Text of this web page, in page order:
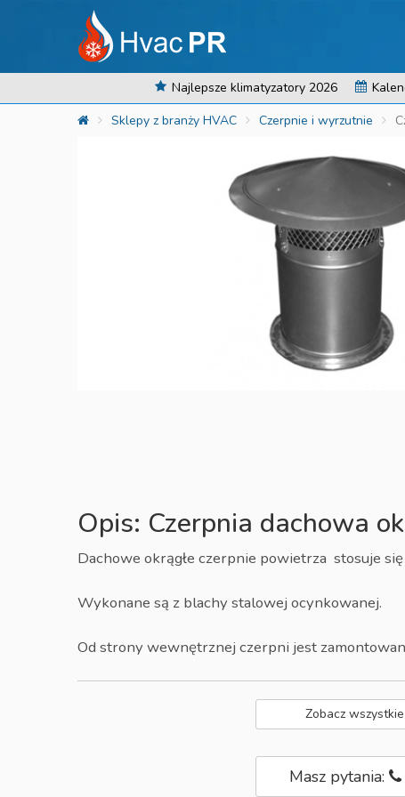
Najlepsze klimatyzatory 2026
Sklepy z branży HVAC
Czerpnie i wyrzutnie
Opis: Czerpnia dachowa
Dachowe okrągłe czerpnie powietrza stosuje
Wykonane są z blachy stalowej ocynkowanej.
Od strony wewnętrznej czerpni jest
Zobacz
Masz pytania: